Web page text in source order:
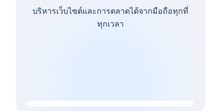
บริหารเว็บไซต์และการตลาดได้จากมือถือทุกที่
ทุกเวลา